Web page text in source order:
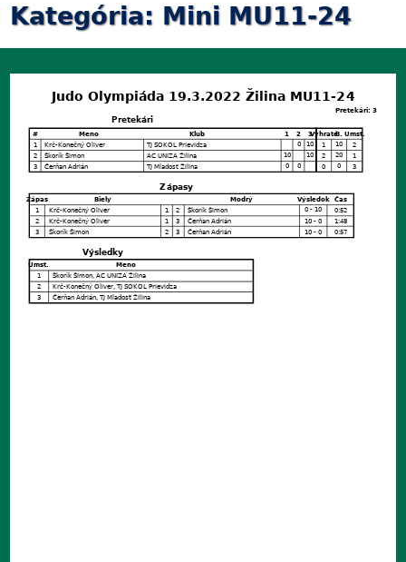
Kategória: Mini MU11-24